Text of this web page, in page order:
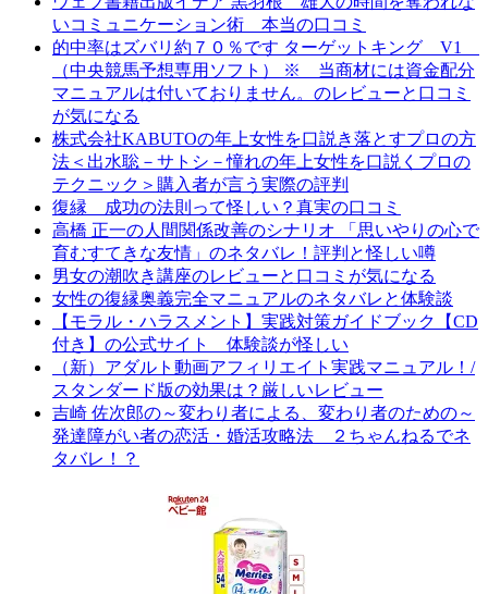
いコミュニケーション術 本当の口コミ
的中率はズバリ約７０％です ターゲットキング V1
（中央競馬予想専用ソフト） ※ 当商材には資金配分
マニュアルは付いておりません。のレビューと口コミ
が気になる
株式会社KABUTOの年上女性を口説き落とすプロの方
法＜出水聡－サトシ－憧れの年上女性を口説くプロの
テクニック＞購入者が言う実際の評判
復縁 成功の法則って怪しい？真実の口コミ
高橋 正一の人間関係改善のシナリオ 「思いやりの心で
育むすてきな友情」のネタバレ！評判と怪しい噂
男女の潮吹き講座のレビューと口コミが気になる
女性の復縁奥義完全マニュアルのネタバレと体験談
【モラル・ハラスメント】実践対策ガイドブック【CD
付き】の公式サイト 体験談が怪しい
（新）アダルト動画アフィリエイト実践マニュアル！/
スタンダード版の効果は？厳しいレビュー
吉崎 佐次郎の～変わり者による、変わり者のための～
発達障がい者の恋活・婚活攻略法 ２ちゃんねるでネ
タバレ！？